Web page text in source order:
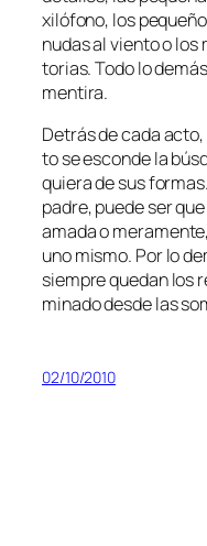
xi­ló­fono, los
nu­das al vien­to o
to­rias. Todo lo
mentira.
Detrás de ca­da
to se es­con­de la
quie­ra de sus
pa­dre, pue­de ser
ama­da o
uno mis­mo. Por lo
siem­pre que­dan los
mi­na­do des­de las
02/10/2010